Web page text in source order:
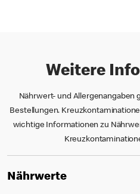
Weitere
Nährwert- und Allergenangaben
Bestellungen.
wichtige Informationen zu
Nährwerte